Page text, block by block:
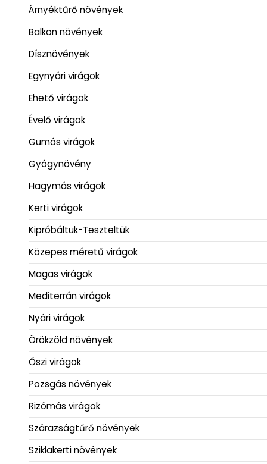
Árnyéktűrő növények
Balkon növények
Dísznövények
Egynyári virágok
Ehető virágok
Évelő virágok
Gumós virágok
Gyógynövény
Hagymás virágok
Kerti virágok
Kipróbáltuk-Teszteltük
Közepes méretű virágok
Magas virágok
Mediterrán virágok
Nyári virágok
Örökzöld növények
Őszi virágok
Pozsgás növények
Rizómás virágok
Szárazságtűrő növények
Sziklakerti növények